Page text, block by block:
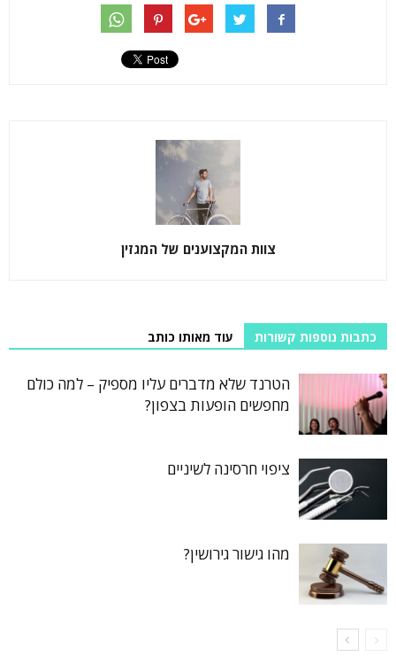
צוות המקצוענים של המגזין
כתבות נוספות קשורות עוד מאותו כותב
הטרנד שלא מדברים עליו מספיק – למה כולם
מחפשים הופעות בצפון?
ציפוי חרסינה לשיניים
מהו גישור גירושין?